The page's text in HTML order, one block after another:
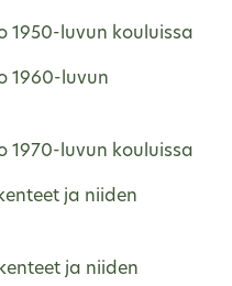
1950-luvun kouluissa
1960-luvun
1970-luvun kouluissa
ja niiden
ja niiden